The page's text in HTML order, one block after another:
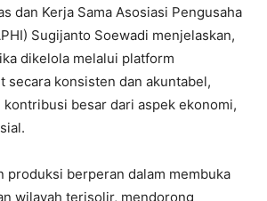
dan Kerja Sama Asosiasi Pengusaha
Sugijanto Soewadi menjelaskan,
dikelola melalui platform
secara konsisten dan akuntabel,
besar dari aspek ekonomi,
produksi berperan dalam membuka
wilayah terisolir, mendorong